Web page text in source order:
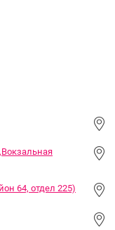
64, отдел 225)